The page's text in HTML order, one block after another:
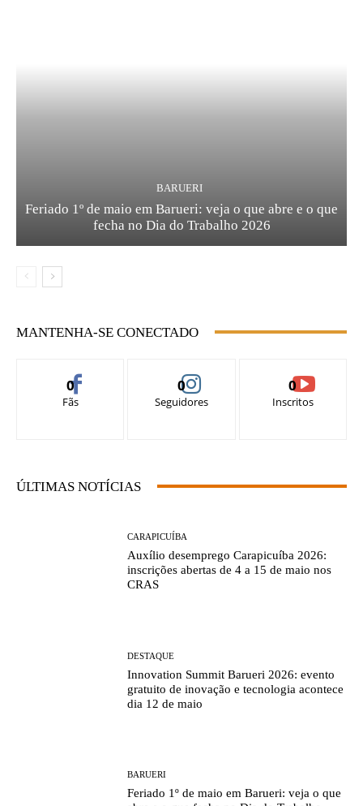
BARUERI
Feriado 1º de maio em Barueri: veja o que abre e o que
fecha no Dia do Trabalho 2026
MANTENHA-SE CONECTADO
0
Fãs
0
Seguidores
0
Inscritos
ÚLTIMAS NOTÍCIAS
CARAPICUÍBA
Auxílio desemprego Carapicuíba 2026:
inscrições abertas de 4 a 15 de maio nos
CRAS
DESTAQUE
Innovation Summit Barueri 2026: evento
gratuito de inovação e tecnologia acontece
dia 12 de maio
BARUERI
Feriado 1º de maio em Barueri: veja o que